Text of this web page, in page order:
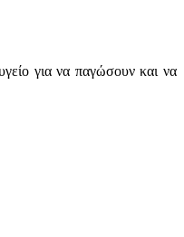
για να παγώσουν και να